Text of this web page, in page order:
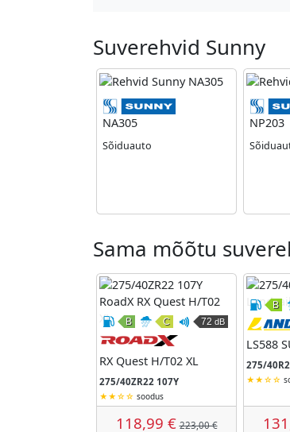
Suverehvid Sunny
Sunny
NA305
Sõiduauto
NP203
Sama mõõtu
Kütusesäästlikkus
B
Märghaardumine
C
Väline
72 dB
RoadX
RX Quest H/T02 XL
275/40ZR22 107Y
soodus
118,99 € 223,00 €
B
LS588
275/